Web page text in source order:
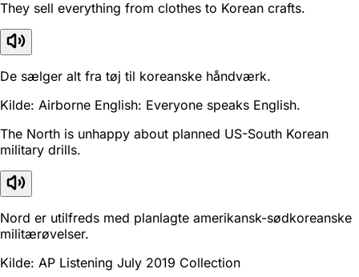
They sell everything from clothes to Korean crafts.
De sælger alt fra tøj til koreanske håndværk.
Kilde: Airborne English: Everyone speaks English.
The North is unhappy about planned US-South Korean
military drills.
Nord er utilfreds med planlagte amerikansk-sødkoreanske
militærøvelser.
Kilde: AP Listening July 2019 Collection